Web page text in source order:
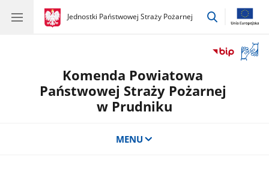
gov.pl
Jednostki Państwowej Straży Pożarnej
gov.pl
Jednostki
przejdź
okno
Komenda Powiatowa
Państwowej Straży Pożarnej
w Prudniku
MENU